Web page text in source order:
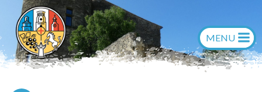
contenu
Commune de Générac